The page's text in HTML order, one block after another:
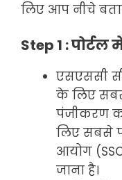
लिए आप नीचे
Step 1 : पोर्टल
एसएससी
के लिए
पंजीकरण
लिए सबसे
आयोग
जाना है।